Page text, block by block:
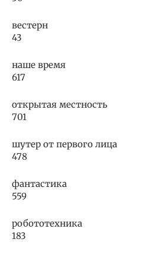
вестерн
43
наше время
617
открытая местность
701
шутер от первого лица
478
фантастика
559
робототехника
183